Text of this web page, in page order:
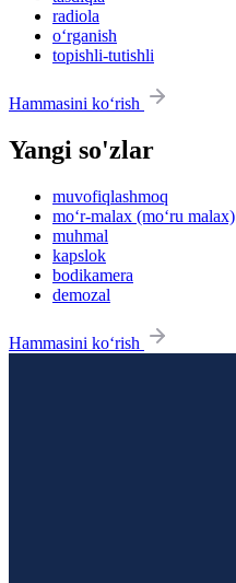
radiola
o‘rganish
topishli-tutishli
Hammasini ko‘rish
Yangi so'zlar
muvofiqlashmoq
mo‘r-malax (mo‘ru malax)
muhmal
kapslok
bodikamera
demozal
Hammasini ko‘rish